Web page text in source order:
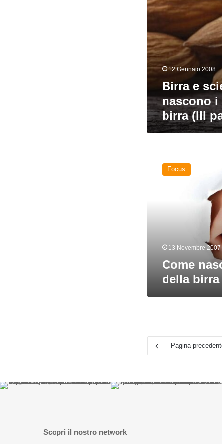
(III
12 Gennaio 2008
Birra e
nascono i
birra (III
nascono
Focus
13 Novembre 2007
Come
della birra
Pagina
Scopri il nostro network